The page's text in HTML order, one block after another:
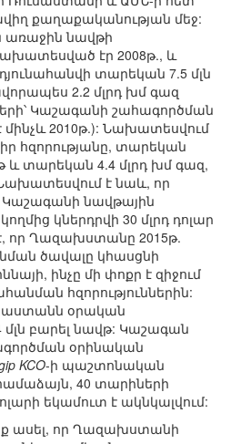
քաղաքականության մեջ:
առաջին նավթի
էր 2008թ., և
տարեկան 7.5 մլն
2.2 մլրդ խմ գազ
Կաշագանի շահագործման
մինչև 2010թ.): Նախատեսվում
հզորությանը, տարեկան
և տարեկան 4.4 մլրդ խմ գազ,
է նաև, որ
նավթային
կներդրվի 30 մլրդ դոլար
որ Ղազախստանը 2015թ.
ծավալը կհասցնի
ինչը մի փոքր է զիջում
հզորություններին:
օրական
բարել նավթ: Կաշագան
օրինական
KCO-ի պաշտոնական
40 տարիների
եկամուտ է ակնկալվում:
ասել, որ Ղազախստանի